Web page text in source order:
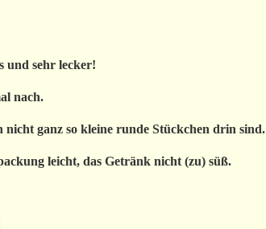
und sehr lecker!
nach.
ganz so kleine runde Stückchen drin sind.
leicht, das Getränk nicht (zu) süß.